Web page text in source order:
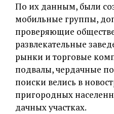
По их данным, были
мобильные группы,
проверяющие
развлекательные
рынки и торговые
подвалы, чердачные
поиски велись в
пригородных
дачных участках.